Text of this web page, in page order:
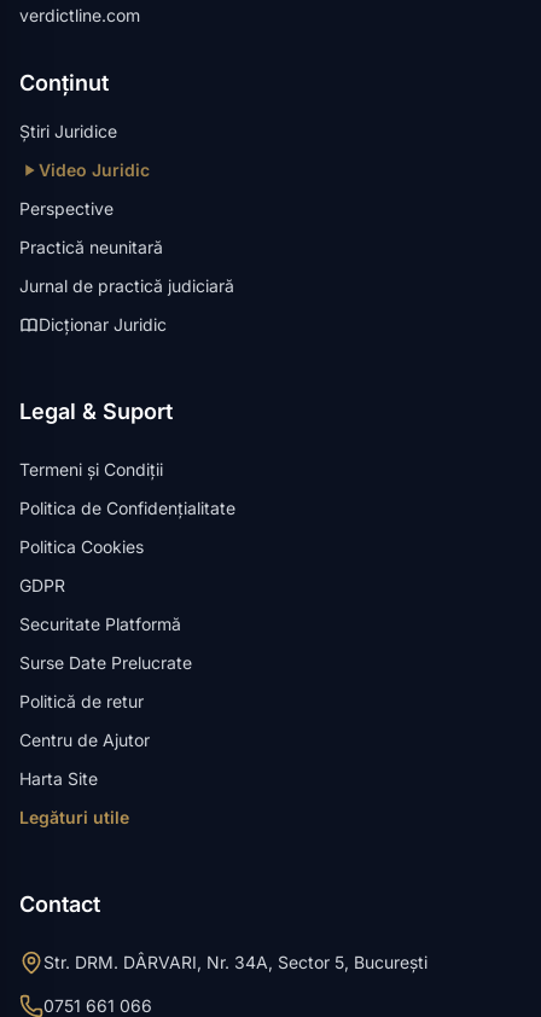
verdictline.com
Conținut
Știri Juridice
Video Juridic
Perspective
Practică neunitară
Jurnal de practică judiciară
Dicționar Juridic
Legal & Suport
Termeni și Condiții
Politica de Confidențialitate
Politica Cookies
GDPR
Securitate Platformă
Surse Date Prelucrate
Politică de retur
Centru de Ajutor
Harta Site
Legături utile
Contact
Str. DRM. DÂRVARI, Nr. 34A, Sector 5, București
0751 661 066